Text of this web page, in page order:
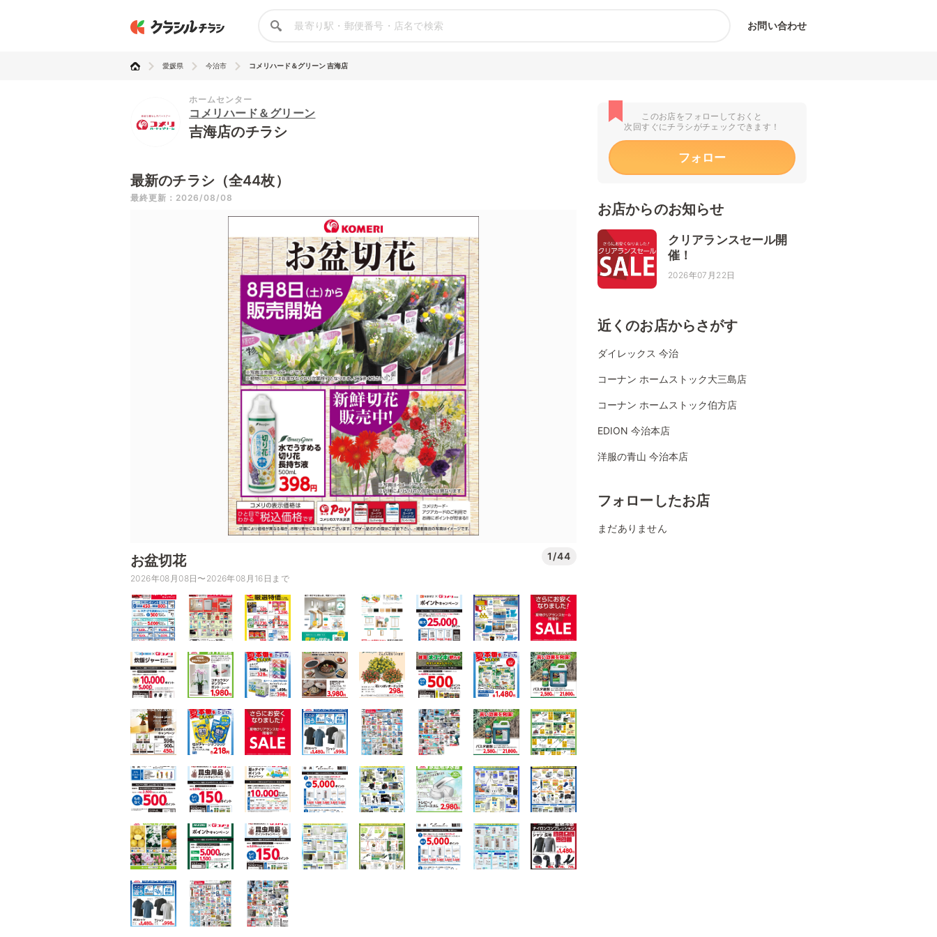
お問い合わせ
愛媛県 今治市 コメリハード＆グリーン 吉海店
ホームセンター
コメリハード＆グリーン
吉海店のチラシ
最新のチラシ（全44枚）
最終更新：2026/08/08
お盆切花 1/44
2026年08月08日〜2026年08月16日まで
このお店をフォローしておくと
次回すぐにチラシがチェックできます！
フォロー
お店からのお知らせ
クリアランスセール開
催！
2026年07月22日
近くのお店からさがす
ダイレックス 今治
コーナン ホームストック大三島店
コーナン ホームストック伯方店
EDION 今治本店
洋服の青山 今治本店
フォローしたお店
まだありません